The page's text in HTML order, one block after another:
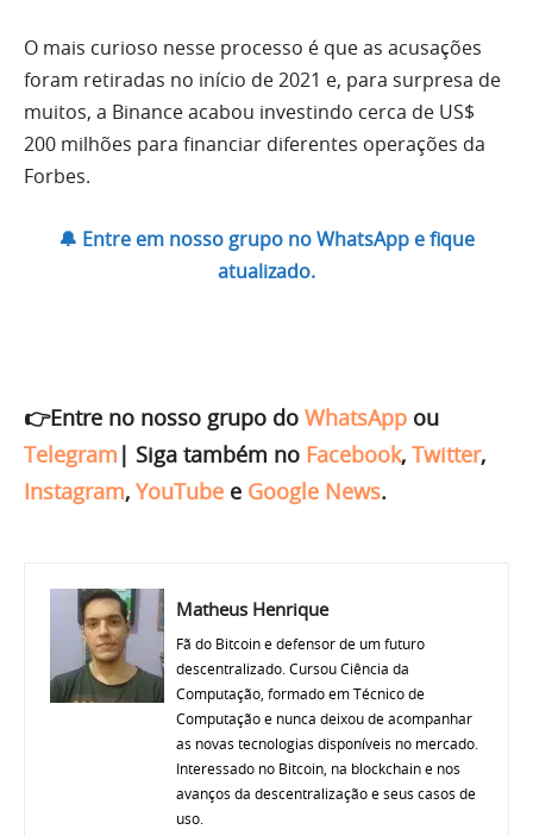
O mais curioso nesse processo é que as acusações
foram retiradas no início de 2021 e, para surpresa de
muitos, a Binance acabou investindo cerca de US$
200 milhões para financiar diferentes operações da
Forbes.
🔔 Entre em nosso grupo no WhatsApp e fique
atualizado.
👉Entre no nosso grupo do WhatsApp ou
Telegram | Siga também no Facebook, Twitter,
Instagram, YouTube e Google News.
Matheus Henrique
Fã do Bitcoin e defensor de um futuro
descentralizado. Cursou Ciência da
Computação, formado em Técnico de
Computação e nunca deixou de acompanhar
as novas tecnologias disponíveis no mercado.
Interessado no Bitcoin, na blockchain e nos
avanços da descentralização e seus casos de
uso.